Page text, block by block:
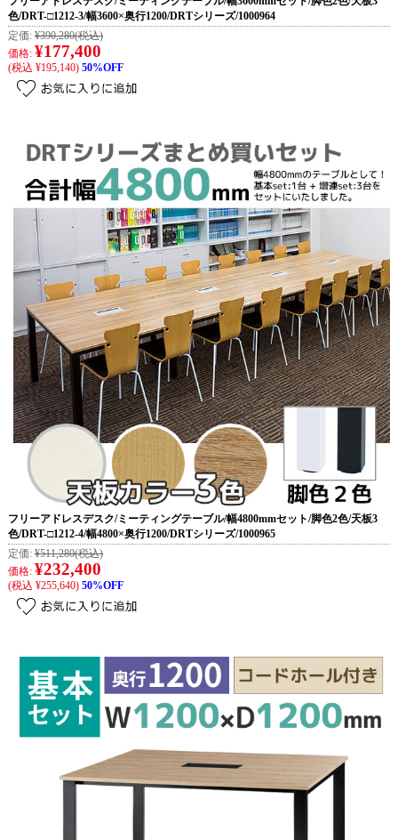
色/DRT-□1212-3/幅3600×奥行1200/DRTシリーズ/1000964
定価: ¥390,280(税込)
価格: ¥177,400
(税込 ¥195,140) 50%OFF
フリーアドレスデスク/ミーティングテーブル/幅4800mmセット/脚色2色/天板3
色/DRT-□1212-4/幅4800×奥行1200/DRTシリーズ/1000965
定価: ¥511,280(税込)
価格: ¥232,400
(税込 ¥255,640) 50%OFF